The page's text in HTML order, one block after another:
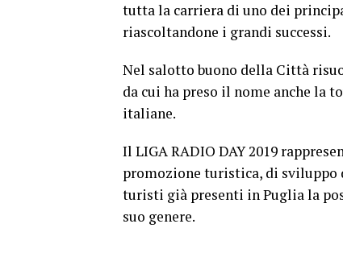
tutta la carriera di uno dei
riascoltandone i grandi successi.
Nel salotto buono della Città
da cui ha preso il nome anche la
italiane.
Il LIGA RADIO DAY 2019
promozione turistica, di
turisti già presenti in Puglia la
suo genere.